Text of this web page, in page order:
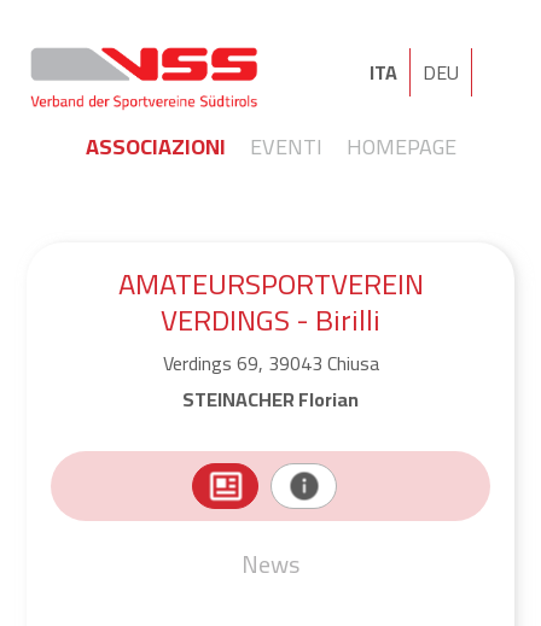
ITA DEU
ASSOCIAZIONI EVENTI HOMEPAGE
AMATEURSPORTVEREIN
VERDINGS - Birilli
Verdings 69, 39043 Chiusa
STEINACHER Florian
News